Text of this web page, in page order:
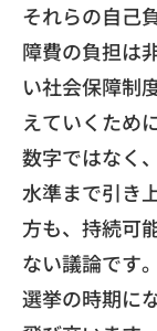
それらの自己
障費の負担は
い社会保障制
えていくため
数字ではなく、
水準まで引き
方も、 持続可
ない議論です。
選挙の時期に